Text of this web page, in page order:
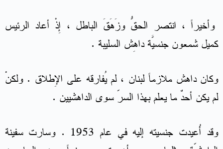
وأخيراً ، انتصر الحقُّ وزَهَقَ الباطل ، إِذْ أعاد الرئيس
كميل شمعون جنسيَّة داهِش السليبة .
وكان داهش ملازماً لبنان ، لم يُفارقه على الإِطلاق . ولكنْ
لم يكن أحدٌ ما يعلم بهذا السرّ سوى الداهشيين .
وقد أُعيدت جنسيته إليه في عام 1953 . وسارت سفينة